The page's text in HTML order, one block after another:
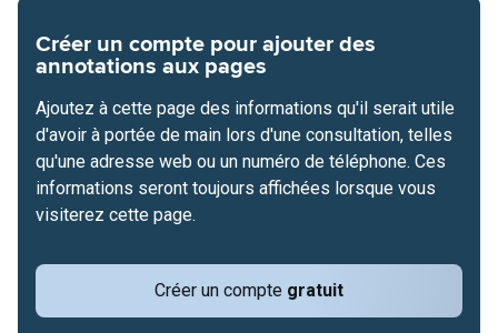
Créer un compte pour ajouter des
annotations aux pages
Créer un compte gratuit
Ajoutez à cette page des informations qu'il serait utile
d'avoir à portée de main lors d'une consultation, telles
qu'une adresse web ou un numéro de téléphone. Ces
informations seront toujours affichées lorsque vous
visiterez cette page.